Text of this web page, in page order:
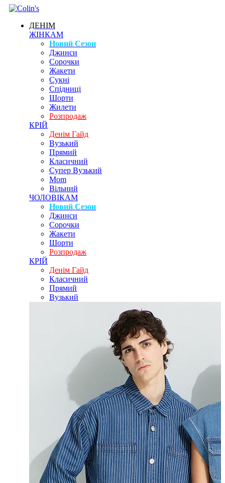
ДЕНІМ
ЖІНКАМ
Новий Сезон
Джинси
Сорочки
Жакети
Сукні
Спідниці
Шорти
Жилети
Розпродаж
КРІЙ
Денім Гайд
Вузький
Прямий
Класичний
Супер Вузький
Mom
Вільний
ЧОЛОВІКАМ
Новий Сезон
Джинси
Сорочки
Жакети
Шорти
Розпродаж
КРІЙ
Денім Гайд
Класичний
Прямий
Вузький